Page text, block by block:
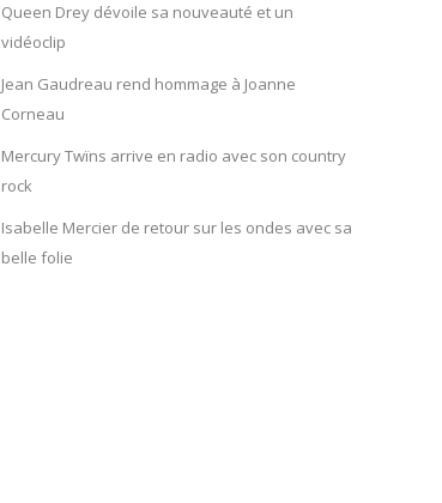
Queen Drey dévoile sa nouveauté et un
vidéoclip
Jean Gaudreau rend hommage à Joanne
Corneau
Mercury Twïns arrive en radio avec son country
rock
Isabelle Mercier de retour sur les ondes avec sa
belle folie